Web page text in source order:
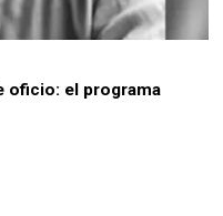
oficio: el programa